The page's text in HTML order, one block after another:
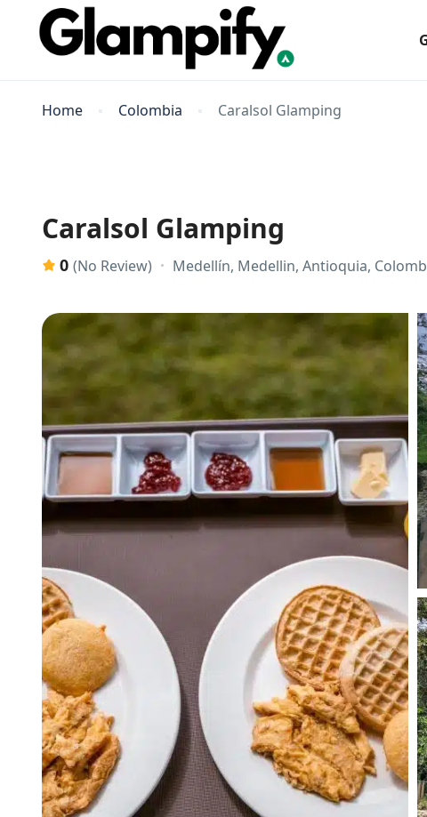
Home Colombia Caralsol Glamping
Caralsol Glamping
0 (No Review) Medellín, Medellin, Antioquia,